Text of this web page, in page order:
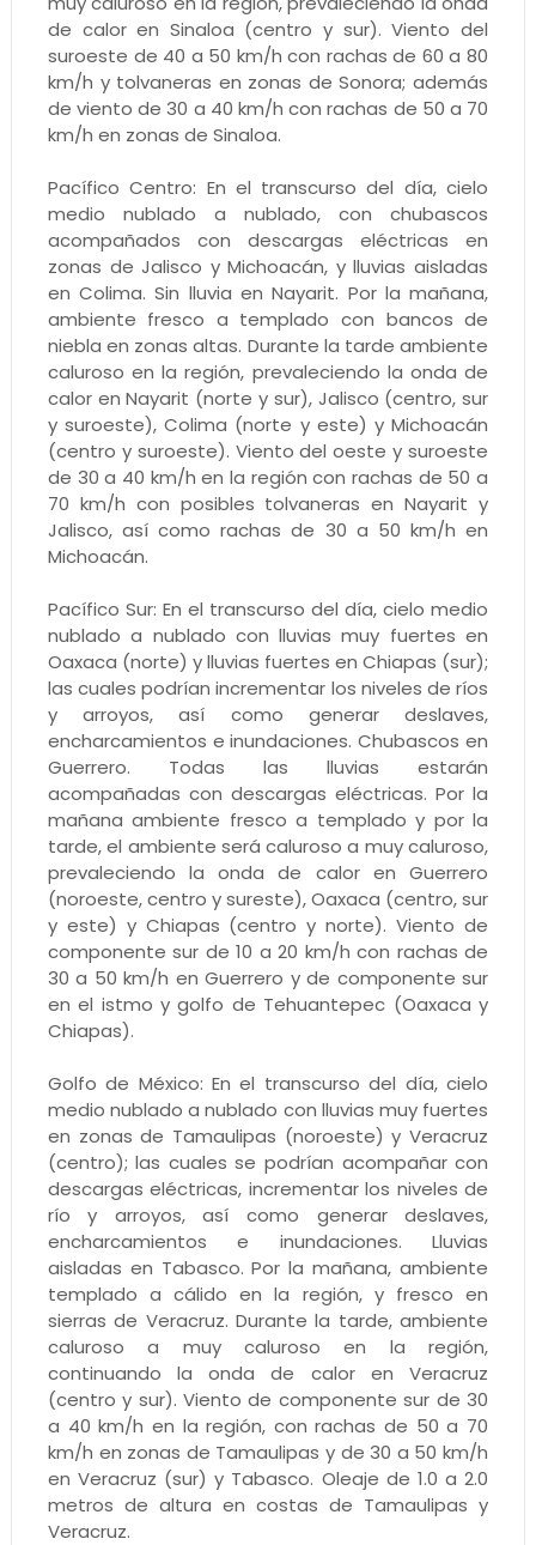
de calor en Sinaloa (centro y sur). Viento del
suroeste de 40 a 50 km/h con rachas de 60 a 80
km/h y tolvaneras en zonas de Sonora; además
de viento de 30 a 40 km/h con rachas de 50 a 70
km/h en zonas de Sinaloa.
Pacífico Centro: En el transcurso del día, cielo
medio nublado a nublado, con chubascos
acompañados con descargas eléctricas en
zonas de Jalisco y Michoacán, y lluvias aisladas
en Colima. Sin lluvia en Nayarit. Por la mañana,
ambiente fresco a templado con bancos de
niebla en zonas altas. Durante la tarde ambiente
caluroso en la región, prevaleciendo la onda de
calor en Nayarit (norte y sur), Jalisco (centro, sur
y suroeste), Colima (norte y este) y Michoacán
(centro y suroeste). Viento del oeste y suroeste
de 30 a 40 km/h en la región con rachas de 50 a
70 km/h con posibles tolvaneras en Nayarit y
Jalisco, así como rachas de 30 a 50 km/h en
Michoacán.
Pacífico Sur: En el transcurso del día, cielo medio
nublado a nublado con lluvias muy fuertes en
Oaxaca (norte) y lluvias fuertes en Chiapas (sur);
las cuales podrían incrementar los niveles de ríos
y arroyos, así como generar deslaves,
encharcamientos e inundaciones. Chubascos en
Guerrero. Todas las lluvias estarán
acompañadas con descargas eléctricas. Por la
mañana ambiente fresco a templado y por la
tarde, el ambiente será caluroso a muy caluroso,
prevaleciendo la onda de calor en Guerrero
(noroeste, centro y sureste), Oaxaca (centro, sur
y este) y Chiapas (centro y norte). Viento de
componente sur de 10 a 20 km/h con rachas de
30 a 50 km/h en Guerrero y de componente sur
en el istmo y golfo de Tehuantepec (Oaxaca y
Chiapas).
Golfo de México: En el transcurso del día, cielo
medio nublado a nublado con lluvias muy fuertes
en zonas de Tamaulipas (noroeste) y Veracruz
(centro); las cuales se podrían acompañar con
descargas eléctricas, incrementar los niveles de
río y arroyos, así como generar deslaves,
encharcamientos e inundaciones. Lluvias
aisladas en Tabasco. Por la mañana, ambiente
templado a cálido en la región, y fresco en
sierras de Veracruz. Durante la tarde, ambiente
caluroso a muy caluroso en la región,
continuando la onda de calor en Veracruz
(centro y sur). Viento de componente sur de 30
a 40 km/h en la región, con rachas de 50 a 70
km/h en zonas de Tamaulipas y de 30 a 50 km/h
en Veracruz (sur) y Tabasco. Oleaje de 1.0 a 2.0
metros de altura en costas de Tamaulipas y
Veracruz.